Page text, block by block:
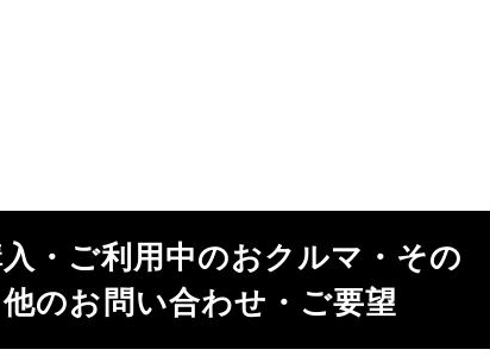
・ご利用中のおクルマ・その
他のお問い合わせ・ご要望​